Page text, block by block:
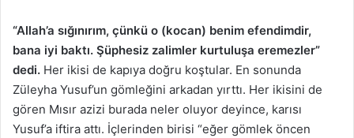
“Allah’a sığınırım, çünkü o (kocan) benim efendimdir,
bana iyi baktı. Şüphesiz zalimler kurtuluşa eremezler”
dedi. Her ikisi de kapıya doğru koştular. En sonunda
Züleyha Yusuf’un gömleğini arkadan yırttı. Her ikisini de
gören Mısır azizi burada neler oluyor deyince, karısı
Yusuf’a iftira attı. İçlerinden birisi “eğer gömlek öncen